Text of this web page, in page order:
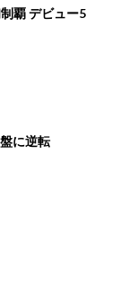
覇 デビュー5
に逆転